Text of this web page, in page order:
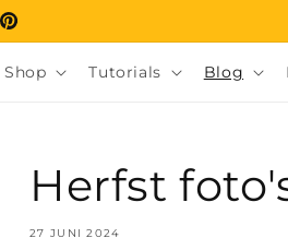
Pinterest
Shop Tutorials Blog
Herfst
27 JUNI 2024